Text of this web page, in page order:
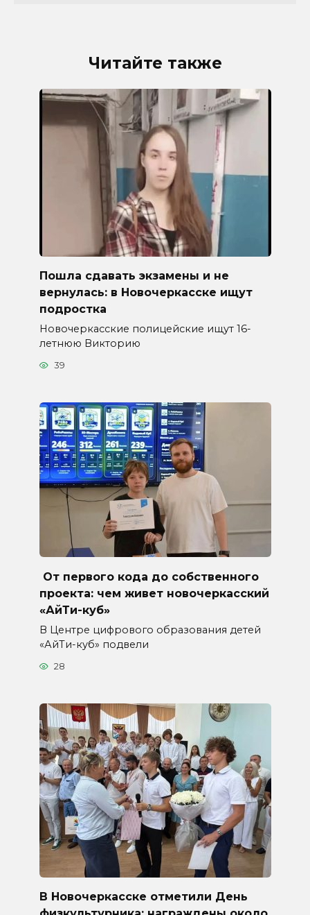
Читайте также
Пошла сдавать экзамены и не
вернулась: в Новочеркасске ищут
подростка
Новочеркасские полицейские ищут 16-
летнюю Викторию
39
От первого кода до собственного
проекта: чем живет новочеркасский
«АйТи-куб»
В Центре цифрового образования детей
«АйТи-куб» подвели
28
В Новочеркасске отметили День